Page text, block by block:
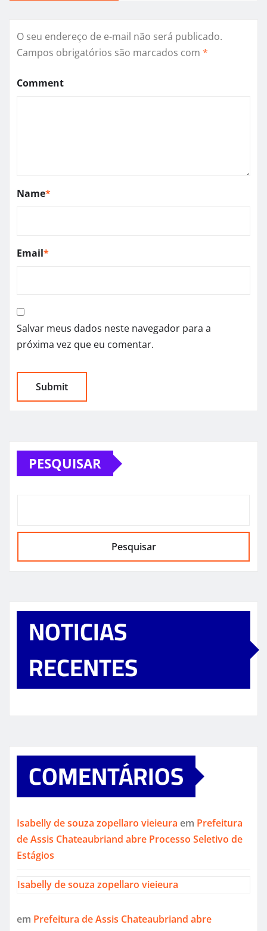
O seu endereço de e-mail não será publicado.
Campos obrigatórios são marcados com *
Comment
Name*
Email*
Salvar meus dados neste navegador para a
próxima vez que eu comentar.
PESQUISAR
Pesquisar
NOTICIAS
RECENTES
COMENTÁRIOS
Isabelly de souza zopellaro vieieura em Prefeitura
de Assis Chateaubriand abre Processo Seletivo de
Estágios
Isabelly de souza zopellaro vieieura
em Prefeitura de Assis Chateaubriand abre